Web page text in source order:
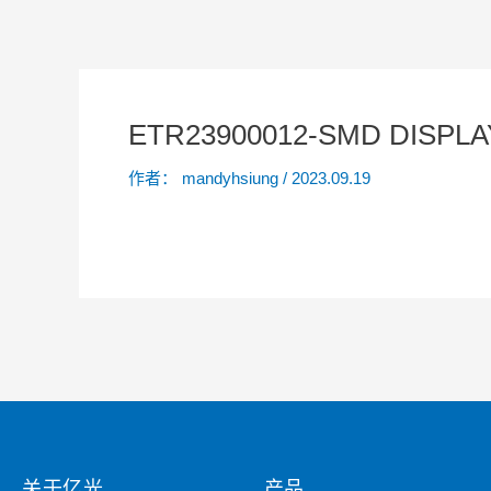
ETR23900012-SMD
作者： mandyhsiung / 2023.09.19